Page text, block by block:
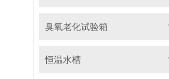
臭氧老化试验箱
恒温水槽